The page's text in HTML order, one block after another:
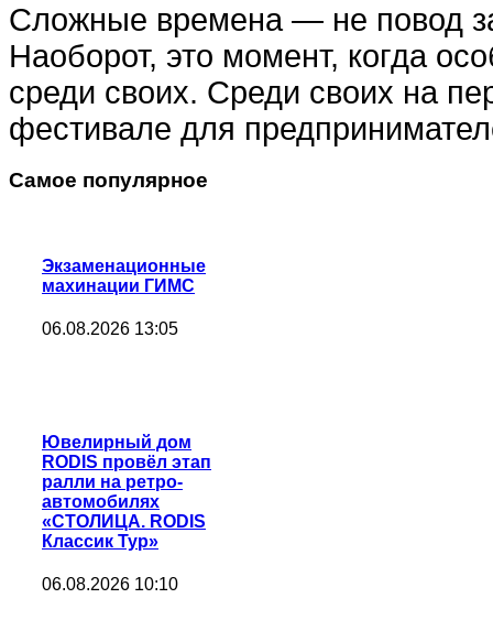
Сложные времена — не повод
Наоборот, это момент, когда
среди своих. Среди своих на
фестивале для
Самое популярное
Экзаменационные
махинации ГИМС
06.08.2026 13:05
Ювелирный дом
RODIS провёл этап
ралли на ретро-
автомобилях
«СТОЛИЦА. RODIS
Классик Тур»
06.08.2026 10:10